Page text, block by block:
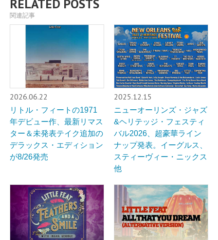
RELATED POSTS
関連記事
2026.06.22
リトル・フィートの1971
年デビュー作、最新リマス
ター＆未発表テイク追加の
デラックス・エディション
が8/26発売
2025.12.15
ニューオーリンズ・ジャズ
&ヘリテッジ・フェスティ
バル2026、超豪華ライン
ナップ発表。イーグルス、
スティーヴィー・ニックス
他